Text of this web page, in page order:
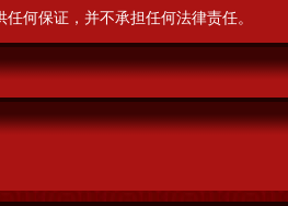
何保证，并不承担任何法律责任。